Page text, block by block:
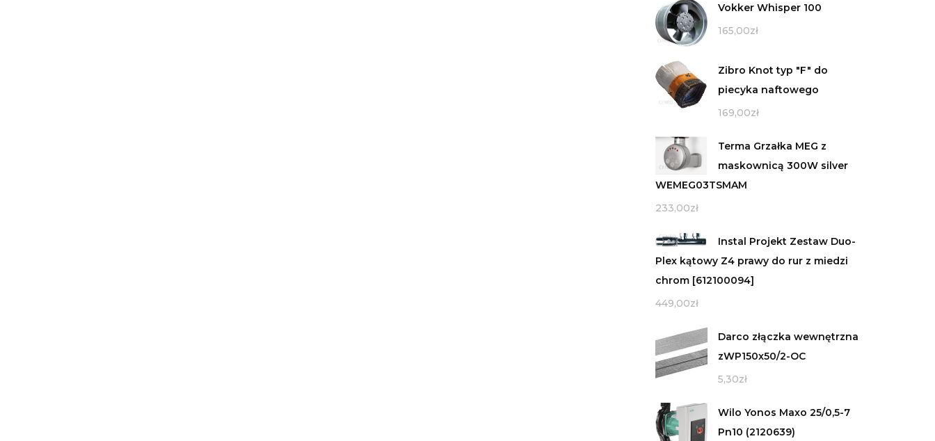
Vokker Whisper 100
165,00zł
Zibro Knot typ "F" do
piecyka naftowego
169,00zł
Terma Grzałka MEG z
maskownicą 300W silver
WEMEG03TSMAM
233,00zł
Instal Projekt Zestaw Duo-
Plex kątowy Z4 prawy do rur z miedzi
chrom [612100094]
449,00zł
Darco złączka wewnętrzna
zWP150x50/2-OC
5,30zł
Wilo Yonos Maxo 25/0,5-7
Pn10 (2120639)